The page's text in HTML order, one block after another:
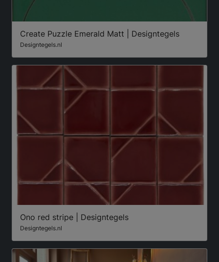
Create Puzzle Emerald Matt | Designtegels
Designtegels.nl
Ono red stripe | Designtegels
Designtegels.nl